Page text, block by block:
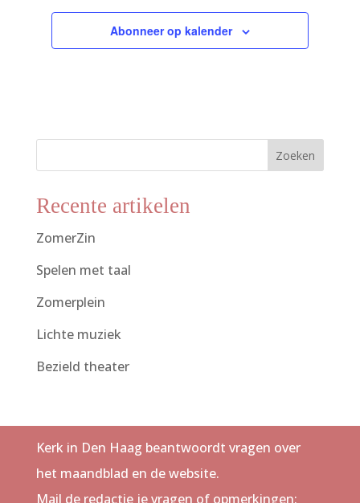
Abonneer op kalender
Zoeken
Recente artikelen
ZomerZin
Spelen met taal
Zomerplein
Lichte muziek
Bezield theater
Kerk in Den Haag beantwoordt vragen over
het maandblad en de website.
Mail de redactie je vragen of opmerkingen: